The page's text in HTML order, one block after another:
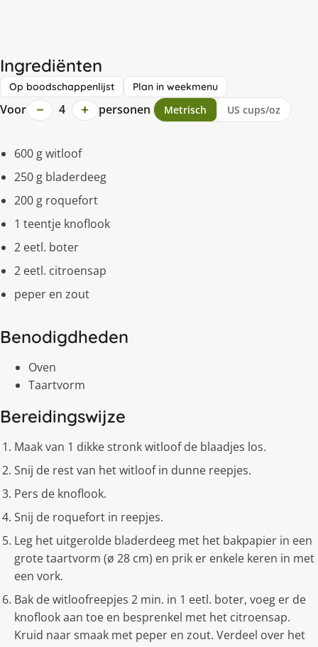
Ingrediënten
Op boodschappenlijst Plan in weekmenu
Voor − 4 + personen Metrisch US cups/oz
600 g witloof
250 g bladerdeeg
200 g roquefort
1 teentje knoflook
2 eetl. boter
2 eetl. citroensap
peper en zout
Benodigdheden
Oven
Taartvorm
Bereidingswijze
Maak van 1 dikke stronk witloof de blaadjes los.
Snij de rest van het witloof in dunne reepjes.
Pers de knoflook.
Snij de roquefort in reepjes.
Leg het uitgerolde bladerdeeg met het bakpapier in een
grote taartvorm (ø 28 cm) en prik er enkele keren in met
een vork.
Bak de witloofreepjes 2 min. in 1 eetl. boter, voeg er de
knoflook aan toe en besprenkel met het citroensap.
Kruid naar smaak met peper en zout. Verdeel over het